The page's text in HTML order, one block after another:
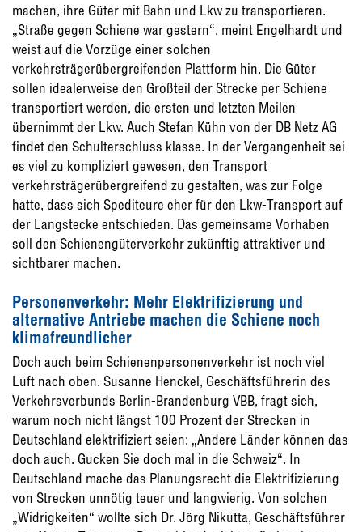
machen, ihre Güter mit Bahn und Lkw zu transportieren.
„Straße gegen Schiene war gestern“, meint Engelhardt und
weist auf die Vorzüge einer solchen
verkehrsträgerübergreifenden Plattform hin. Die Güter
sollen idealerweise den Großteil der Strecke per Schiene
transportiert werden, die ersten und letzten Meilen
übernimmt der Lkw. Auch Stefan Kühn von der DB Netz AG
findet den Schulterschluss klasse. In der Vergangenheit sei
es viel zu kompliziert gewesen, den Transport
verkehrsträgerübergreifend zu gestalten, was zur Folge
hatte, dass sich Spediteure eher für den Lkw-Transport auf
der Langstecke entschieden. Das gemeinsame Vorhaben
soll den Schienengüterverkehr zukünftig attraktiver und
sichtbarer machen.
Personenverkehr: Mehr Elektrifizierung und
alternative Antriebe machen die Schiene noch
klimafreundlicher
Doch auch beim Schienenpersonenverkehr ist noch viel
Luft nach oben. Susanne Henckel, Geschäftsführerin des
Verkehrsverbunds Berlin-Brandenburg VBB, fragt sich,
warum noch nicht längst 100 Prozent der Strecken in
Deutschland elektrifiziert seien: „Andere Länder können das
doch auch. Gucken Sie doch mal in die Schweiz“. In
Deutschland mache das Planungsrecht die Elektrifizierung
von Strecken unnötig teuer und langwierig. Von solchen
„Widrigkeiten“ wollte sich Dr. Jörg Nikutta, Geschäftsführer